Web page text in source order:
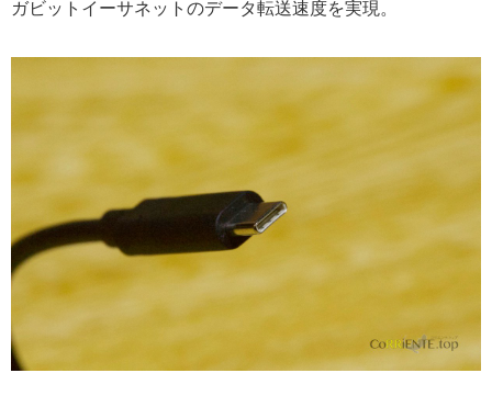
ガビットイーサネットのデータ転送速度を実現。